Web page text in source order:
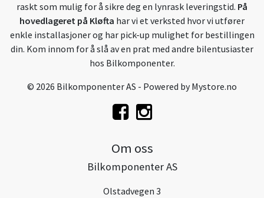
raskt som mulig for å sikre deg en lynrask leveringstid. På
hovedlageret på Kløfta har vi et verksted hvor vi utfører
enkle installasjoner og har pick-up mulighet for bestillingen
din. Kom innom for å slå av en prat med andre bilentusiaster
hos Bilkomponenter.
© 2026 Bilkomponenter AS - Powered byMystore.no
Om oss
Bilkomponenter AS
Olstadvegen 3